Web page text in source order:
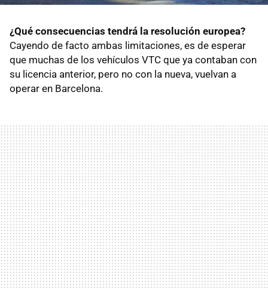
¿Qué consecuencias tendrá la resolución europea?
Cayendo de facto ambas limitaciones, es de esperar
que muchas de los vehículos VTC que ya contaban con
su licencia anterior, pero no con la nueva, vuelvan a
operar en Barcelona.